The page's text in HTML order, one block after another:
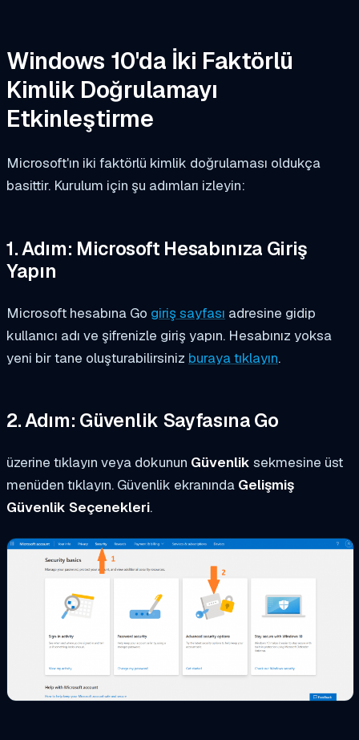
Windows 10'da İki Faktörlü
Kimlik Doğrulamayı
Etkinleştirme
Microsoft'ın iki faktörlü kimlik doğrulaması oldukça
basittir. Kurulum için şu adımları izleyin:
1. Adım: Microsoft Hesabınıza Giriş
Yapın
Microsoft hesabına Go giriş sayfası adresine gidip
kullanıcı adı ve şifrenizle giriş yapın. Hesabınız yoksa
yeni bir tane oluşturabilirsiniz buraya tıklayın.
2. Adım: Güvenlik Sayfasına Go
üzerine tıklayın veya dokunun Güvenlik sekmesine üst
menüden tıklayın. Güvenlik ekranında Gelişmiş
Güvenlik Seçenekleri.